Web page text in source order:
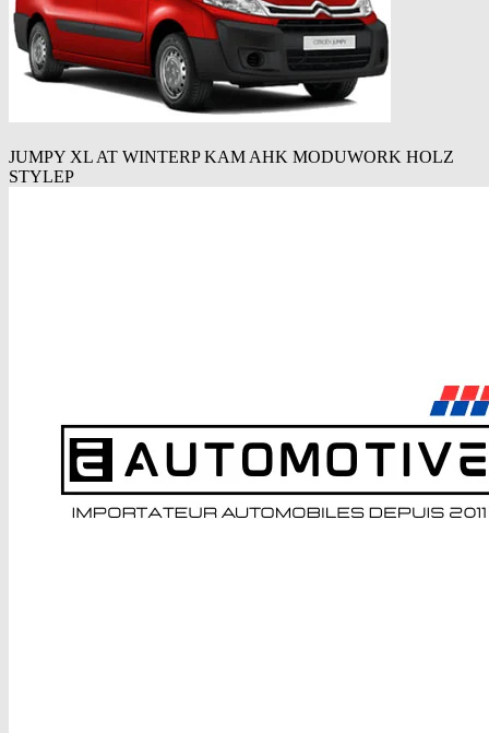
JUMPY XL AT WINTERP KAM AHK MODUWORK HOLZ
STYLEP